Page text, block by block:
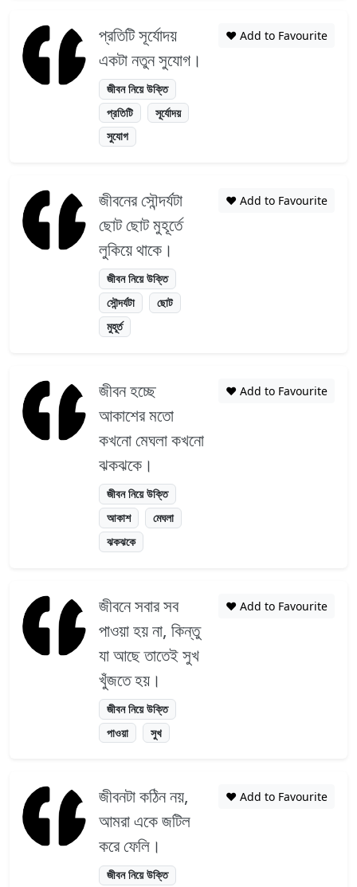
প্রতিটি সূর্যোদয়
একটা নতুন সুযোগ।
জীবন নিয়ে উক্তি
প্রতিটি
সূর্যোদয়
সুযোগ
❤️ Add to Favourite
জীবনের সৌন্দর্যটা
ছোট ছোট মুহূর্তে
লুকিয়ে থাকে।
জীবন নিয়ে উক্তি
সৌন্দর্যটা
ছোট
মুহূর্ত
❤️ Add to Favourite
জীবন হচ্ছে
আকাশের মতো
কখনো মেঘলা কখনো
ঝকঝকে।
জীবন নিয়ে উক্তি
আকাশ
মেঘলা
ঝকঝকে
❤️ Add to Favourite
জীবনে সবার সব
পাওয়া হয় না, কিন্তু
যা আছে তাতেই সুখ
খুঁজতে হয়।
জীবন নিয়ে উক্তি
পাওয়া
সুখ
❤️ Add to Favourite
জীবনটা কঠিন নয়,
আমরা একে জটিল
করে ফেলি।
জীবন নিয়ে উক্তি
❤️ Add to Favourite